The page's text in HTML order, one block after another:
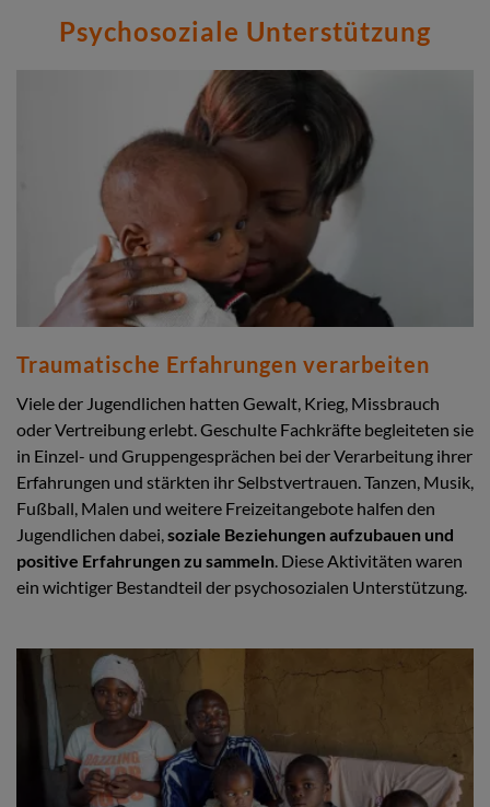
Psychosoziale Unterstützung
Traumatische Erfahrungen verarbeiten
Viele der Jugendlichen hatten Gewalt, Krieg, Missbrauch
oder Vertreibung erlebt. Geschulte Fachkräfte begleiteten sie
in Einzel- und Gruppengesprächen bei der Verarbeitung ihrer
Erfahrungen und stärkten ihr Selbstvertrauen. Tanzen, Musik,
Fußball, Malen und weitere Freizeitangebote halfen den
Jugendlichen dabei,soziale Beziehungen aufzubauen und
positive Erfahrungen zu sammeln. Diese Aktivitäten waren
ein wichtiger Bestandteil der psychosozialen Unterstützung.